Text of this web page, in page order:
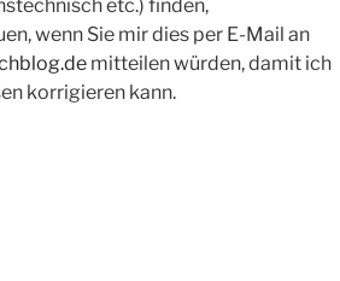
etc.) finden,
wenn Sie mir dies per E-Mail an
mitteilen würden, damit ich
korrigieren kann.